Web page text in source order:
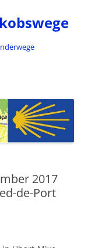
2017
de-Port